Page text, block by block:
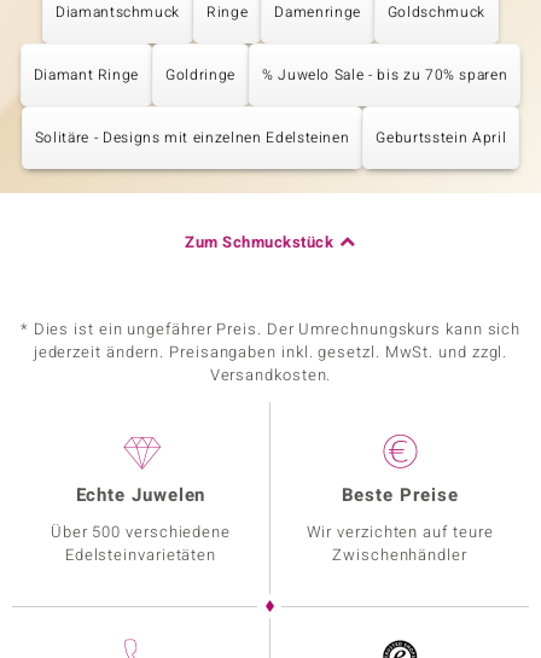
Diamantschmuck Ringe Damenringe Goldschmuck
Diamant Ringe Goldringe % Juwelo Sale - bis zu 70% sparen
Solitäre - Designs mit einzelnen Edelsteinen Geburtsstein April
Zum Schmuckstück
* Dies ist ein ungefährer Preis. Der Umrechnungskurs kann sich
jederzeit ändern. Preisangaben inkl. gesetzl. MwSt. und zzgl.
Versandkosten.
Echte Juwelen
Über 500 verschiedene
Edelsteinvarietäten
Beste Preise
Wir verzichten auf teure
Zwischenhändler